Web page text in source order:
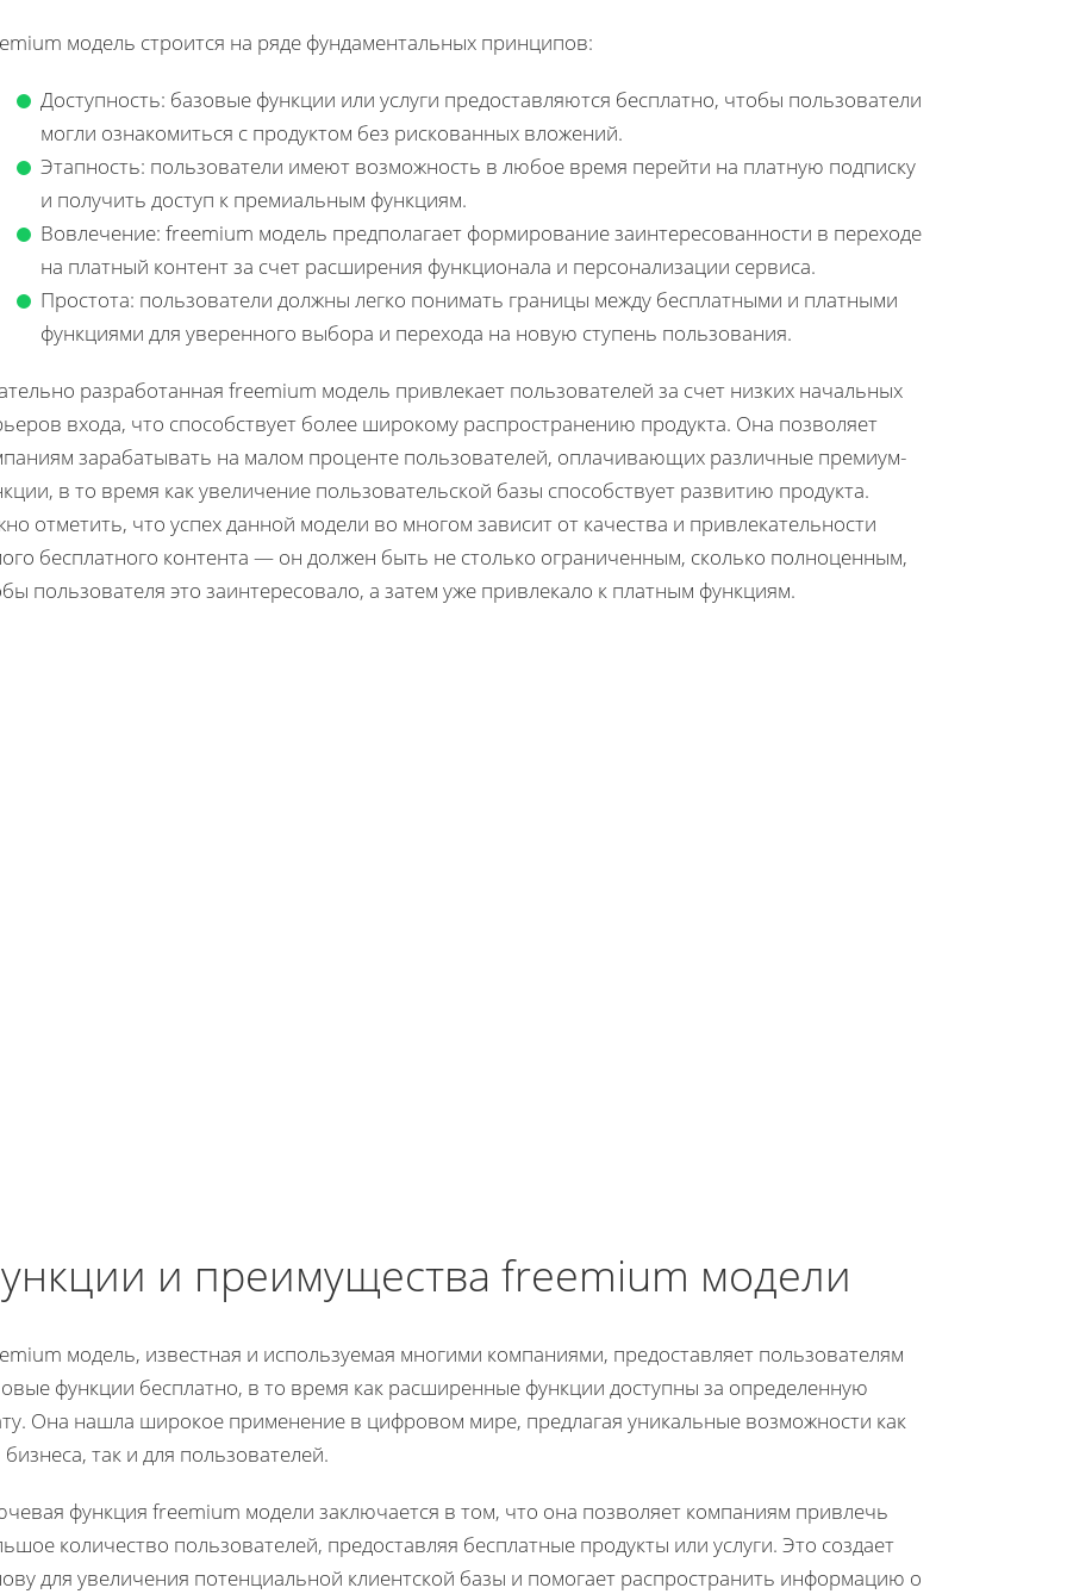
модель строится на ряде фундаментальных принципов:
Доступность: базовые функции или услуги предоставляются бесплатно, чтобы пользователи
могли ознакомиться с продуктом без рискованных вложений.
Этапность: пользователи имеют возможность в любое время перейти на платную подписку
и получить доступ к премиальным функциям.
Вовлечение: freemium модель предполагает формирование заинтересованности в переходе
на платный контент за счет расширения функционала и персонализации сервиса.
Простота: пользователи должны легко понимать границы между бесплатными и платными
функциями для уверенного выбора и перехода на новую ступень пользования.
разработанная freemium модель привлекает пользователей за счет низких начальных
входа, что способствует более широкому распространению продукта. Она позволяет
зарабатывать на малом проценте пользователей, оплачивающих различные премиум-
в то время как увеличение пользовательской базы способствует развитию продукта.
отметить, что успех данной модели во многом зависит от качества и привлекательности
бесплатного контента — он должен быть не столько ограниченным, сколько полноценным,
пользователя это заинтересовало, а затем уже привлекало к платным функциям.
и преимущества freemium модели
модель, известная и используемая многими компаниями, предоставляет пользователям
функции бесплатно, в то время как расширенные функции доступны за определенную
Она нашла широкое применение в цифровом мире, предлагая уникальные возможности как
бизнеса, так и для пользователей.
функция freemium модели заключается в том, что она позволяет компаниям привлечь
количество пользователей, предоставляя бесплатные продукты или услуги. Это создает
для увеличения потенциальной клиентской базы и помогает распространить информацию о